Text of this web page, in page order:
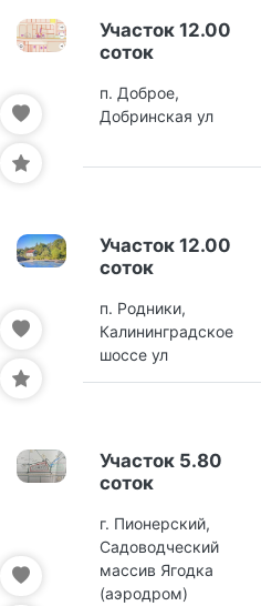
Участок 12.00
соток
п. Доброе,
Добринская ул
Участок 12.00
соток
п. Родники,
Калининградское
шоссе ул
Участок 5.80
соток
г. Пионерский,
Садоводческий
массив Ягодка
(аэродром)